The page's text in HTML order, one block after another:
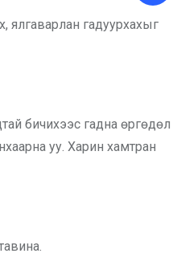
ялгаварлан гадуурхахыг
бичихээс гадна өргөдөл
уу. Харин хамтран